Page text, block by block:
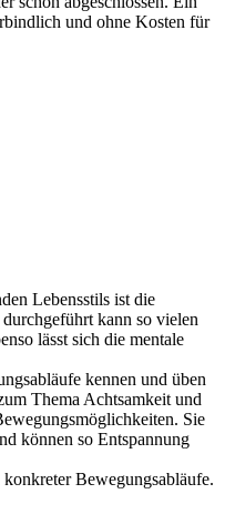
und ohne Kosten für
Lebensstils ist die
kann so vielen
lässt sich die mentale
kennen und üben
Thema Achtsamkeit und
Sie
können so Entspannung
Bewegungsabläufe.